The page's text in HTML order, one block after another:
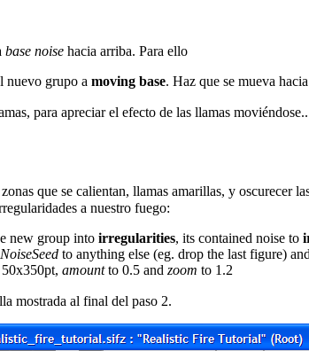
base noise hacia arriba. Para ello
nuevo grupo a moving base. Haz que se mueva
para apreciar el efecto de las llamas
que se calientan, llamas amarillas, y oscurecer
a nuestro fuego:
new group into irregularities, its contained noise to
to anything else (eg. drop the last figure) and
amountto 0.5 and zoom to 1.2
mostrada al final del paso 2.